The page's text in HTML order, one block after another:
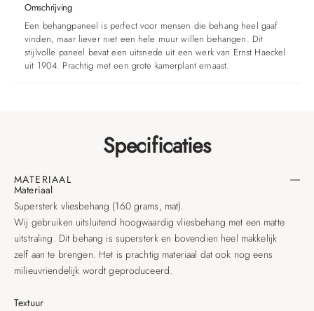
Omschrijving
Een behangpaneel is perfect voor mensen die behang heel gaaf
vinden, maar liever niet een hele muur willen behangen. Dit
stijlvolle paneel bevat een uitsnede uit een werk van Ernst Haeckel
uit 1904. Prachtig met een grote kamerplant ernaast.
Specificaties
MATERIAAL
Materiaal
Supersterk vliesbehang (160 grams, mat).
Wij gebruiken uitsluitend hoogwaardig vliesbehang met een matte
uitstraling. Dit behang is supersterk en bovendien heel makkelijk
zelf aan te brengen. Het is prachtig materiaal dat ook nog eens
milieuvriendelijk wordt geproduceerd.
Textuur